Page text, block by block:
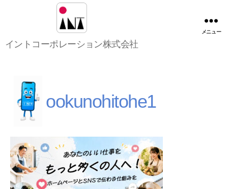
ン
レ
ョ
ン
株
式
会
イントコーポレーション株式会社
メニュー
ookunohitohe1